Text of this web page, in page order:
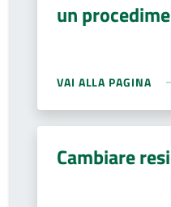
un
VAI ALLA PAGINA
Cambiare